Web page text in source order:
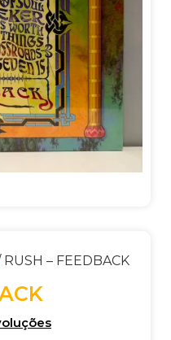
RUSH – FEEDBACK